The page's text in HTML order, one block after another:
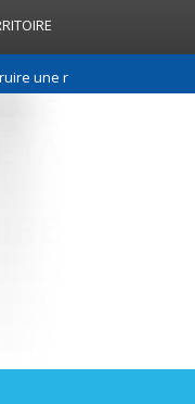
relation de confiance